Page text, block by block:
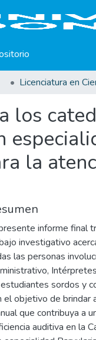
los
la
informe final
investigativo
las personas
sordos y
el objetivo de brindar
que contribuya a
auditiva en la